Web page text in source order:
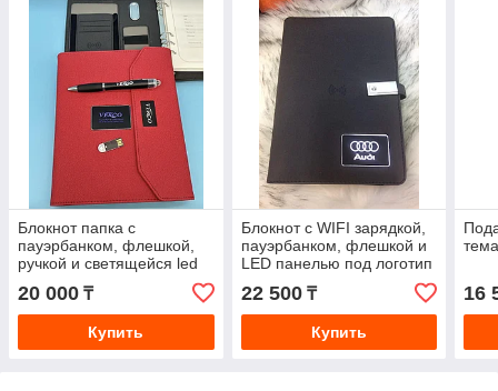
Блокнот папка с
пауэрбанком, флешкой,
ручкой и светящейся led
20 000 ₸
Купить
Блокнот с WIFI зарядкой,
пауэрбанком, флешкой и
LED панелью под логотип
22 500₸
Купить
16